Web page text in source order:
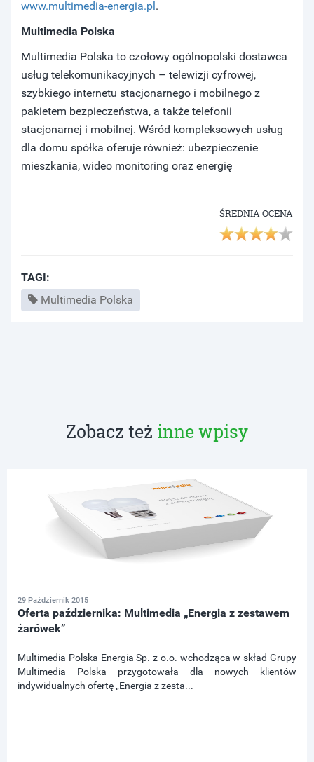
www.multimedia-energia.pl.
Multimedia Polska
Multimedia Polska to czołowy ogólnopolski dostawca
usług telekomunikacyjnych – telewizji cyfrowej,
szybkiego internetu stacjonarnego i mobilnego z
pakietem bezpieczeństwa, a także telefonii
stacjonarnej i mobilnej. Wśród kompleksowych usług
dla domu spółka oferuje również: ubezpieczenie
mieszkania, wideo monitoring oraz energię
ŚREDNIA OCENA
TAGI:
Multimedia Polska
Zobacz też inne wpisy
29 Październik 2015
Oferta października: Multimedia „Energia z zestawem
żarówek”
Multimedia Polska Energia Sp. z o.o. wchodząca w skład Grupy
Multimedia Polska przygotowała dla nowych klientów
indywidualnych ofertę „Energia z zesta...